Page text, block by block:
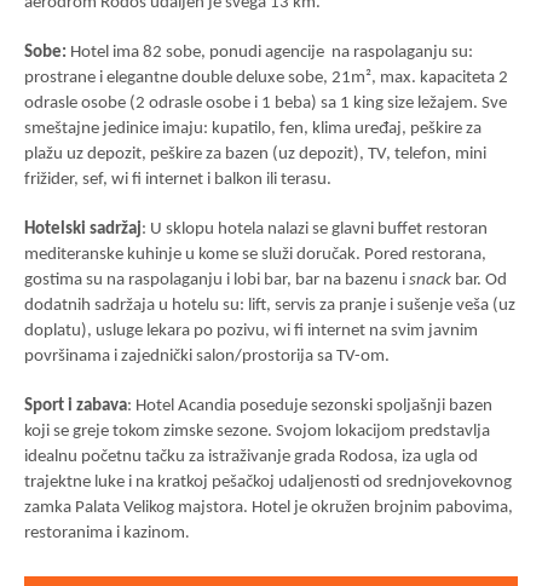
Sobe: Hotel ima 82 sobe, ponudi agencije na raspolaganju su:
prostrane i elegantne double deluxe sobe, 21m², max. kapaciteta 2
odrasle osobe (2 odrasle osobe i 1 beba) sa 1 king size ležajem. Sve
smeštajne jedinice imaju: kupatilo, fen, klima uređaj, peškire za
plažu uz depozit, peškire za bazen (uz depozit), TV, telefon, mini
frižider, sef, wi fi internet i balkon ili terasu.
Hotelski sadržaj: U sklopu hotela nalazi se glavni buffet restoran
mediteranske kuhinje u kome se služi doručak. Pored restorana,
gostima su na raspolaganju i lobi bar, bar na bazenu i snack bar. Od
dodatnih sadržaja u hotelu su: lift, servis za pranje i sušenje veša (uz
doplatu), usluge lekara po pozivu, wi fi internet na svim javnim
površinama i zajednički salon/prostorija sa TV-om.
Sport i zabava: Hotel Acandia poseduje sezonski spoljašnji bazen
koji se greje tokom zimske sezone. Svojom lokacijom predstavlja
idealnu početnu tačku za istraživanje grada Rodosa, iza ugla od
trajektne luke i na kratkoj pešačkoj udaljenosti od srednjovekovnog
zamka Palata Velikog majstora. Hotel je okružen brojnim pabovima,
restoranima i kazinom.